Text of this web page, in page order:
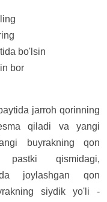
bo'lsin
bor
jarroh qorinning
qiladi va yangi
buyrakning qon
qismidagi,
joylashgan qon
siydik yo'li -